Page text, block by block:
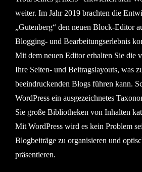
weiter. Im Jahr 2019 brachten die
„Gutenberg“ den neuen Block-Editor
Blogging- und Bearbeitungserlebnis
Mit dem neuen Editor erhalten Sie die
Ihre Seiten- und Beitragslayouts, was
beeindruckenden Blogs führen kann.
WordPress ein ausgezeichnetes
Sie große Bibliotheken von Inhalten
Mit WordPress wird es kein Problem
Blogbeiträge zu organisieren und
präsentieren.